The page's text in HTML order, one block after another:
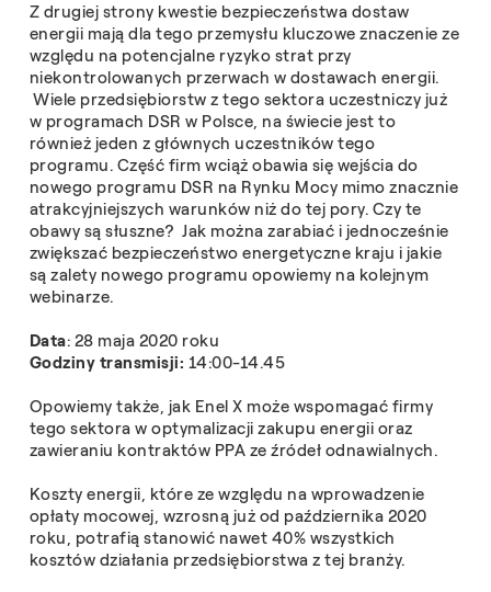
Z drugiej strony kwestie bezpieczeństwa dostaw
energii mają dla tego przemysłu kluczowe znaczenie ze
względu na potencjalne ryzyko strat przy
niekontrolowanych przerwach w dostawach energii.
Wiele przedsiębiorstw z tego sektora uczestniczy już
w programach DSR w Polsce, na świecie jest to
również jeden z głównych uczestników tego
programu. Część firm wciąż obawia się wejścia do
nowego programu DSR na Rynku Mocy mimo znacznie
atrakcyjniejszych warunków niż do tej pory. Czy te
obawy są słuszne? Jak można zarabiać i jednocześnie
zwiększać bezpieczeństwo energetyczne kraju i jakie
są zalety nowego programu opowiemy na kolejnym
webinarze.
Data: 28 maja 2020 roku
Godziny transmisji: 14:00-14.45
Opowiemy także, jak Enel X może wspomagać firmy
tego sektora w optymalizacji zakupu energii oraz
zawieraniu kontraktów PPA ze źródeł odnawialnych.
Koszty energii, które ze względu na wprowadzenie
opłaty mocowej, wzrosną już od października 2020
roku, potrafią stanowić nawet 40% wszystkich
kosztów działania przedsiębiorstwa z tej branży.